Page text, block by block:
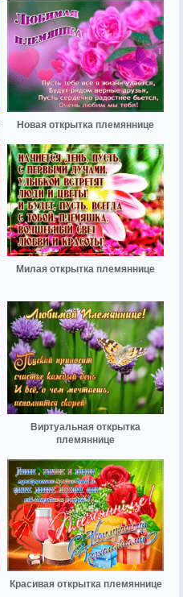
Новая открытка племяннице
Милая открытка племяннице
Виртуальная открытка
племяннице
Красивая открытка племяннице